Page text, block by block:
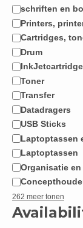
schriften en
Printers,
Cartridges,
Drum
Toner
Transfer
Datadragers
USB Sticks
Laptoptassen
Laptoptassen
Organisatie
262 meer tonen